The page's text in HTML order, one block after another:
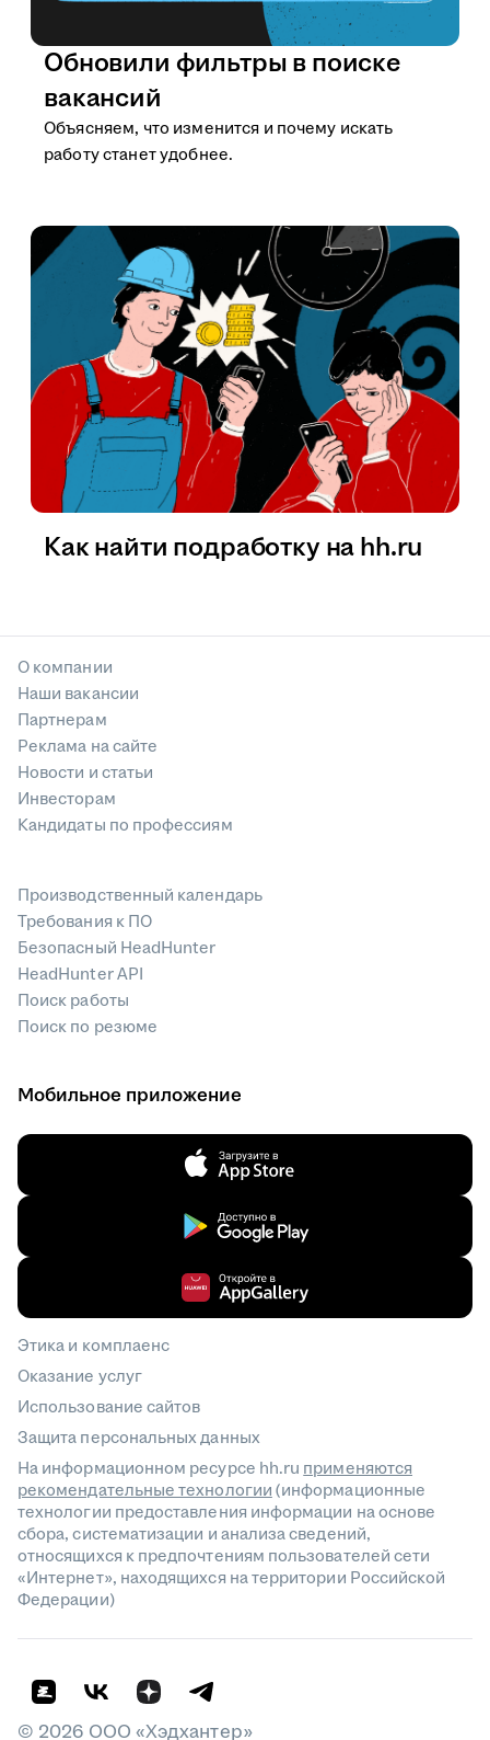
Обновили фильтры в поиске
вакансий
Объясняем, что изменится и почему искать
работу станет удобнее.
Как найти подработку на hh.ru
О компании
Наши вакансии
Партнерам
Реклама на сайте
Новости и статьи
Инвесторам
Кандидаты по профессиям
Производственный календарь
Требования к ПО
Безопасный HeadHunter
HeadHunter API
Поиск работы
Поиск по резюме
Мобильное приложение
Этика и комплаенс
Оказание услуг
Использование сайтов
Защита персональных данных
На информационном ресурсе hh.ru применяются
рекомендательные технологии(информационные
технологии предоставления информации на основе
сбора, систематизации и анализа сведений,
относящихся к предпочтениям пользователей сети
«Интернет», находящихся на территории Российской
Федерации)
© 2026 ООО «Хэдхантер»